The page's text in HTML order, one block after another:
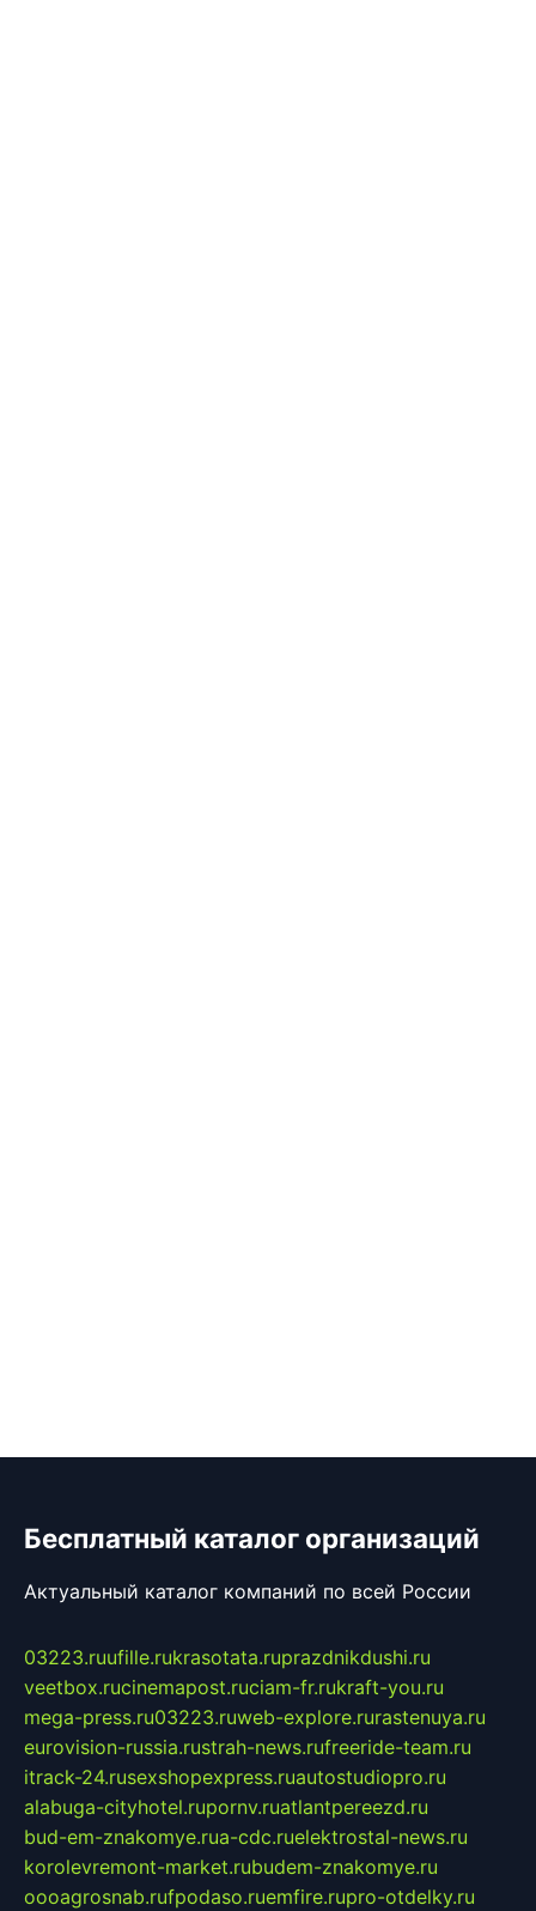
Бесплатный каталог организаций
Актуальный каталог компаний по всей России
03223.ruufille.rukrasotata.ruprazdnikdushi.ru
veetbox.rucinemapost.ruciam-fr.rukraft-you.ru
mega-press.ru03223.ruweb-explore.rurastenuya.ru
eurovision-russia.rustrah-news.rufreeride-team.ru
itrack-24.rusexshopexpress.ruautostudiopro.ru
alabuga-cityhotel.rupornv.ruatlantpereezd.ru
bud-em-znakomye.rua-cdc.ruelektrostal-news.ru
korolevremont-market.rubudem-znakomye.ru
oooagrosnab.rufpodaso.ruemfire.rupro-otdelky.ru